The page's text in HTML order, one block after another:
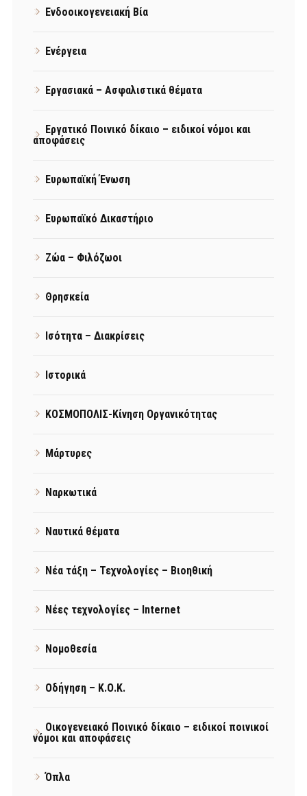
Ενδοοικογενειακή Βία
Ενέργεια
Εργασιακά – Ασφαλιστικά θέματα
Εργατικό Ποινικό δίκαιο – ειδικοί νόμοι και
αποφάσεις
Ευρωπαϊκή Ένωση
Ευρωπαϊκό Δικαστήριο
Ζώα – Φιλόζωοι
Θρησκεία
Ισότητα – Διακρίσεις
Ιστορικά
ΚΟΣΜΟΠΟΛΙΣ-Κίνηση Οργανικότητας
Μάρτυρες
Ναρκωτικά
Ναυτικά θέματα
Νέα τάξη – Τεχνολογίες – Βιοηθική
Νέες τεχνολογίες – Internet
Νομοθεσία
Οδήγηση – Κ.Ο.Κ.
Οικογενειακό Ποινικό δίκαιο – ειδικοί ποινικοί
νόμοι και αποφάσεις
Όπλα